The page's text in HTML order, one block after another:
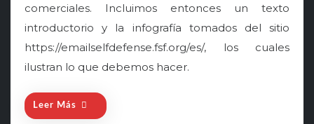
comerciales. Incluimos entonces un texto
introductorio y la infografía tomados del sitio
https://emailselfdefense.fsf.org/es/, los cuales
ilustran lo que debemos hacer.
Leer Más